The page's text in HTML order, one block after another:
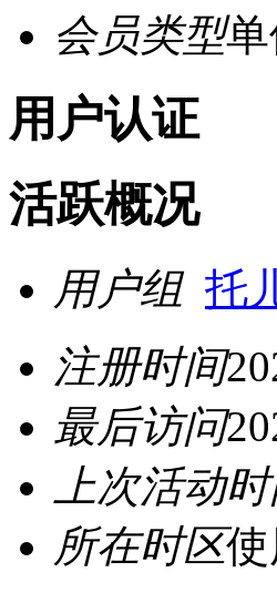
会员类型
用户认证
活跃概况
用户组 托
注册时间
最后访问
上次活动
所在时区